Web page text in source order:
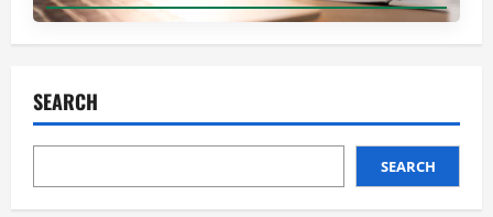
SEARCH
SEARCH